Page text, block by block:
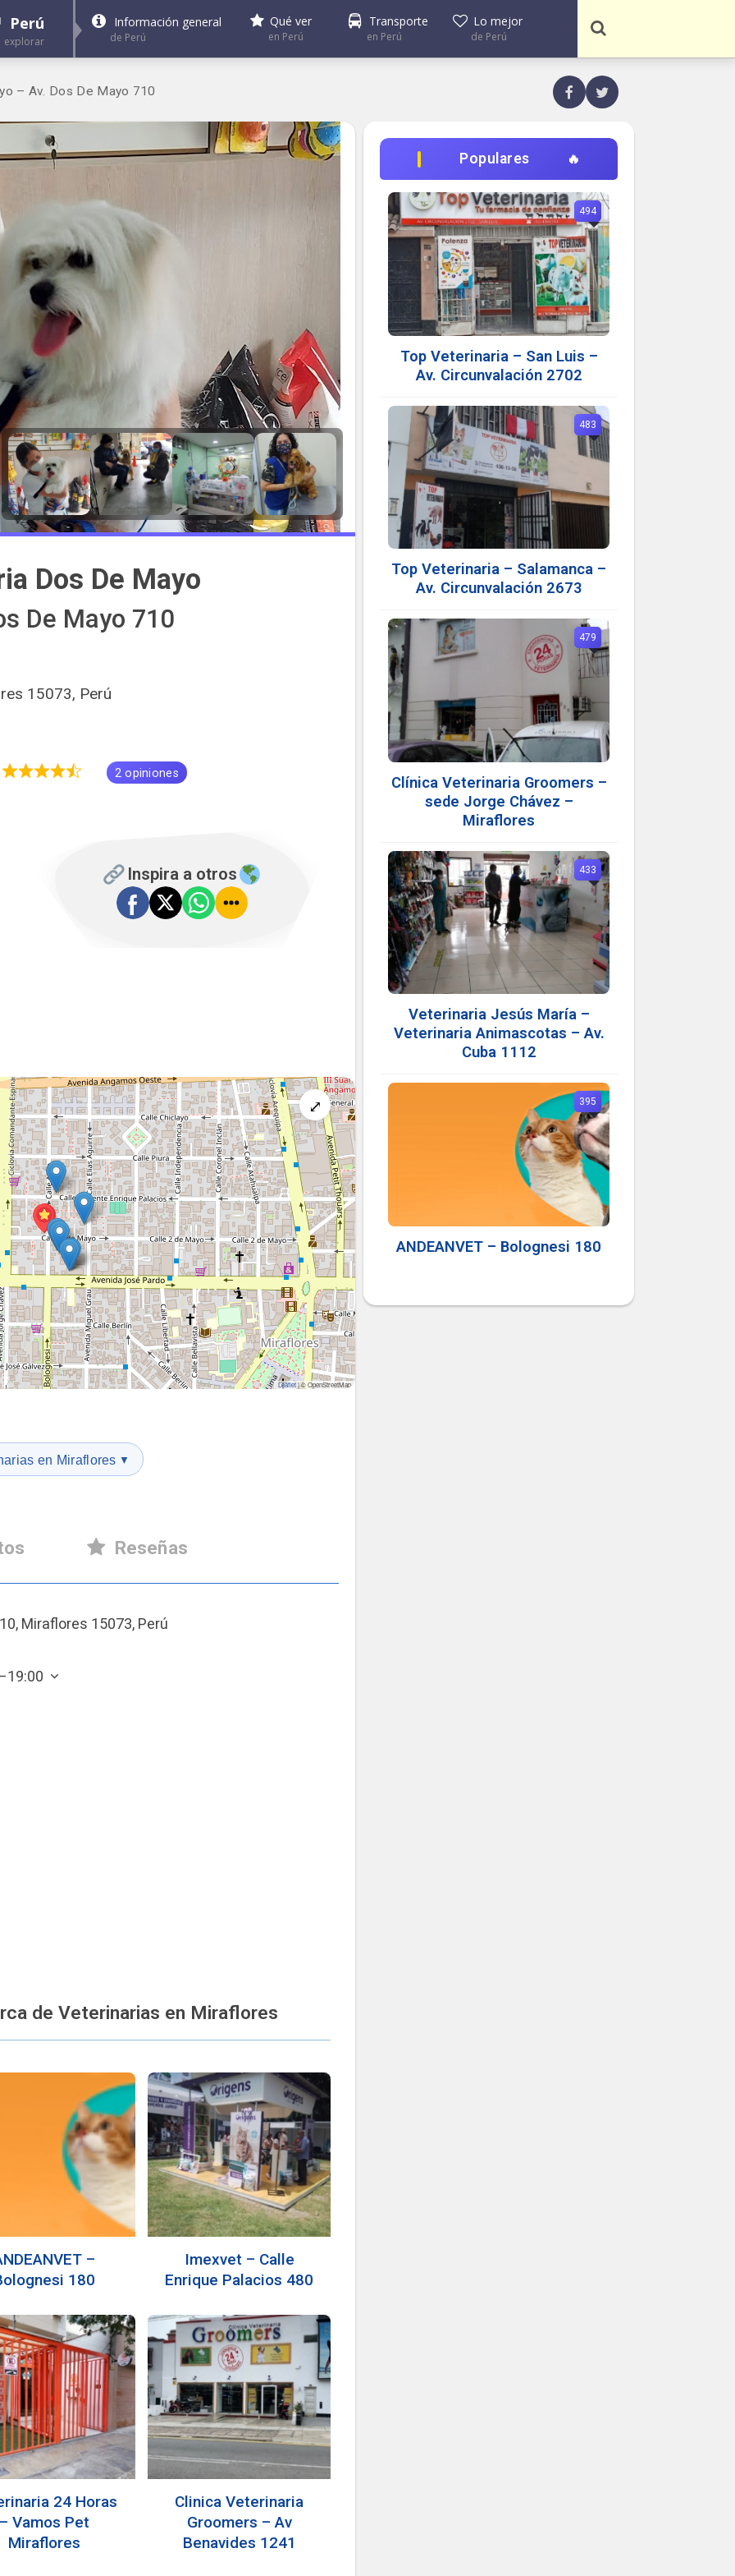
Perú
explorar
Información general
de Perú
Qué ver
en Perú
Transporte
en Perú
Lo mejor
de Perú
– Av. Dos De Mayo 710
Dos De Mayo
De Mayo 710
15073, Perú
2 opiniones
Inspira a otros
⤢
Leaflet|© OpenStreetMap
en Miraflores ▼
Reseñas
Miraflores 15073, Perú
de Veterinarias en Miraflores
–
180
Imexvet – Calle
Enrique Palacios 480
24 Horas
Vamos Pet
Miraflores
Clinica Veterinaria
Groomers – Av
Benavides 1241
Populares
Top Veterinaria – San Luis –
Av. Circunvalación 2702
494
Top Veterinaria – Salamanca –
Av. Circunvalación 2673
483
Clínica Veterinaria Groomers –
sede Jorge Chávez –
Miraflores
479
Veterinaria Jesús María –
Veterinaria Animascotas – Av.
Cuba 1112
433
ANDEANVET – Bolognesi 180
395